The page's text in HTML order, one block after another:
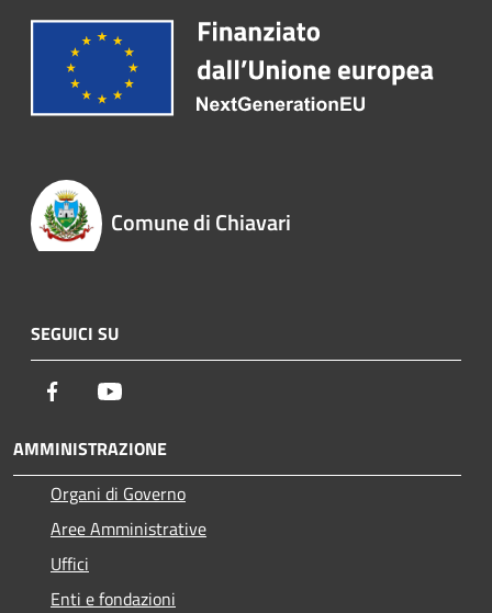
Comune di Chiavari
SEGUICI SU
Facebook
AMMINISTRAZIONE
Organi di Governo
Aree Amministrative
Uffici
Enti e fondazioni